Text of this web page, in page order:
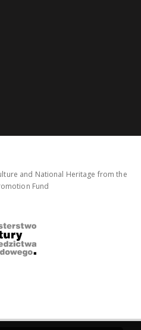
and National Heritage from the
Fund